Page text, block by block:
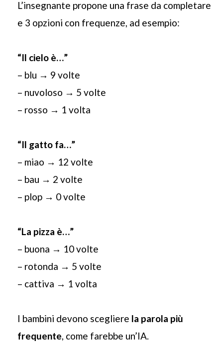
L’insegnante propone una frase da completare
e 3 opzioni con frequenze, ad esempio:
“Il cielo è…”
– blu → 9 volte
– nuvoloso → 5 volte
– rosso → 1 volta
“Il gatto fa…”
– miao → 12 volte
– bau → 2 volte
– plop → 0 volte
“La pizza è…”
– buona → 10 volte
– rotonda → 5 volte
– cattiva → 1 volta
I bambini devono scegliere la parola più
frequente , come farebbe un’IA.